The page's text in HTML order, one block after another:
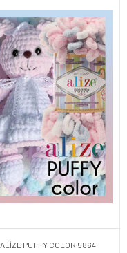
ALİZE PUFFY COLOR 5864